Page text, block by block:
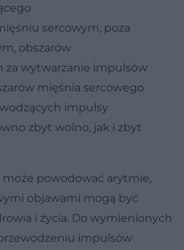
sercowym, poza
obszarów
za wytwarzanie impulsów
mięśnia sercowego
impulsy
zbyt wolno, jak i zbyt
może powodować arytmie,
objawami mogą być
i życia. Do wymienionych
impulsów